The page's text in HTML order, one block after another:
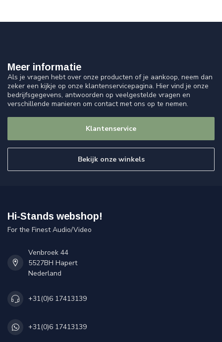
Meer informatie
Als je vragen hebt over onze producten of je aankoop, neem dan
zeker een kijkje op onze klantenservicepagina. Hier vind je onze
bedrijfsgegevens, antwoorden op veelgestelde vragen en
verschillende manieren om contact met ons op te nemen.
Klantenservice
Bekijk onze winkels
Hi-Stands webshop!
For the Finest Audio/Video
Venbroek 44
5527BH Hapert
Nederland
+31(0)6 17413139
+31(0)6 17413139